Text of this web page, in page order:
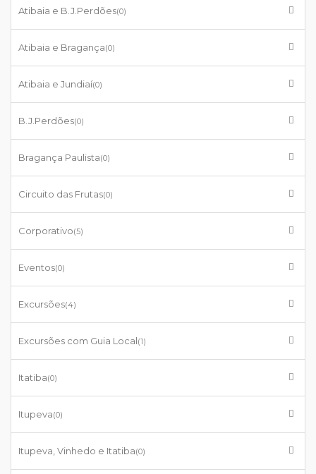
Atibaia e B.J.Perdões(0)
Atibaia e Bragança(0)
Atibaia e Jundiaí(0)
B.J.Perdões(0)
Bragança Paulista(0)
Circuito das Frutas(0)
Corporativo(5)
Eventos(0)
Excursões(4)
Excursões com Guia Local(1)
Itatiba(0)
Itupeva(0)
Itupeva, Vinhedo e Itatiba(0)